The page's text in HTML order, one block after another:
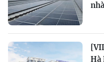
Hà